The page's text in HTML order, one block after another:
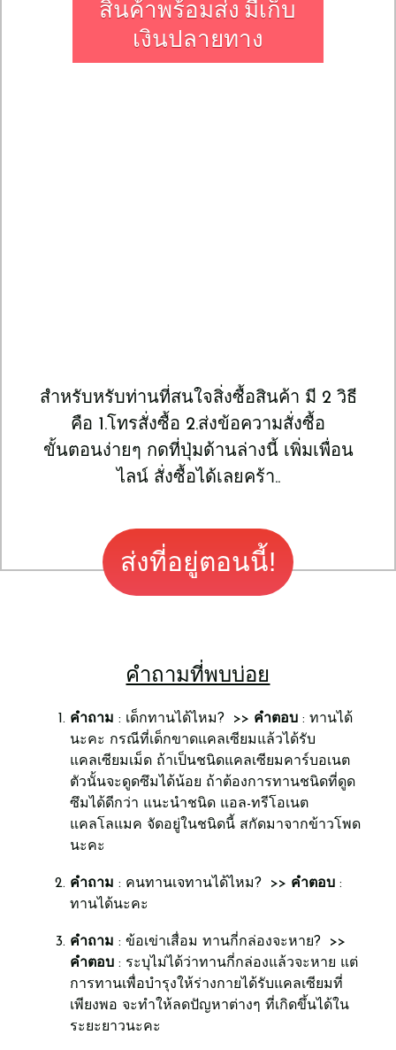
​สินค้าพร้อมส่ง มีเก็บ
เงินปลายทาง
​สำหรับหรับท่านที่สนใจสิ่งซื้อสินค้า มี 2 วิธี
คือ 1.โทรสั่งซื้อ 2.ส่งข้อความสั่งซื้อ
ขั้นตอนง่ายๆ กดที่ปุ่มด้านล่างนี้ เพิ่มเพื่อน
ไลน์ สั่งซื้อได้เลยคร้า..
​ส่งที่อยู่ตอนนี้!
คำถามที่พบบ่อย
คำถาม : เด็กทานได้ไหม? >> คำตอบ: ทานได้
นะคะ กรณีที่เด็กขาดแคลเซียมแล้วได้รับ
แคลเซียมเม็ด ถ้าเป็นชนิดแคลเซียมคาร์บอเนต
ตัวนั้นจะดูดซึมได้น้อย ถ้าต้องการทานชนิดที่ดูด
ซึมได้ดีกว่า แนะนำชนิด แอล-ทรีโอเนต
แคลโลแมค จัดอยู่ในชนิดนี้ สกัดมาจากข้าวโพด
นะคะ
คำถาม : คนทานเจทานได้ไหม? >> คำตอบ:
ทานได้นะคะ
คำถาม : ข้อเข่าเสื่อม ทานกี่กล่องจะหาย? >>
คำตอบ: ระบุไม่ได้ว่าทานกี่กล่องแล้วจะหาย แต่
การทานเพื่อบำรุงให้ร่างกายได้รับแคลเซียมที่
เพียงพอ จะทำให้ลดปัญหาต่างๆ ที่เกิดขึ้นได้ใน
ระยะยาวนะคะ